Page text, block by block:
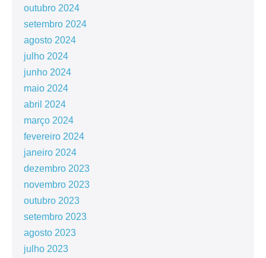
outubro 2024
setembro 2024
agosto 2024
julho 2024
junho 2024
maio 2024
abril 2024
março 2024
fevereiro 2024
janeiro 2024
dezembro 2023
novembro 2023
outubro 2023
setembro 2023
agosto 2023
julho 2023